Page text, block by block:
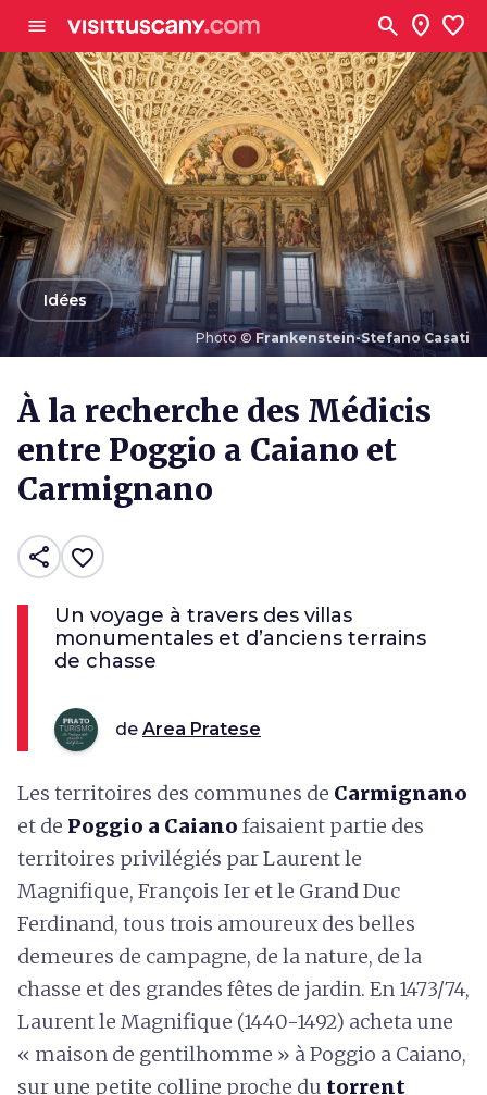
menu search location_on favorite
Photo ©Frankenstein-Stefano Casati
arrow_backIdées
À la recherche des Médicis
entre Poggio a Caiano et
Carmignano
share favorite_border
Un voyage à travers des villas
monumentales et d’anciens terrains
de chasse
de Area Pratese
Les territoires des communes de Carmignano
et de Poggio a Caiano faisaient partie des
territoires privilégiés par Laurent le
Magnifique, François Ier et le Grand Duc
Ferdinand, tous trois amoureux des belles
demeures de campagne, de la nature, de la
chasse et des grandes fêtes de jardin. En 1473/74,
Laurent le Magnifique (1440-1492) acheta une
« maison de gentilhomme » à Poggio a Caiano,
sur une petite colline proche du torrent